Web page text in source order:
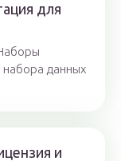
для
данных
и